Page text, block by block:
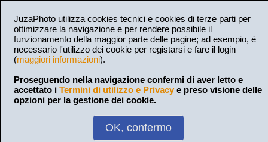
JuzaPhoto utilizza cookies tecnici e cookies di terze parti per
ottimizzare la navigazione e per rendere possibile il
funzionamento della maggior parte delle pagine; ad esempio, è
necessario l'utilizzo dei cookie per registarsi e fare il login
(maggiori informazioni).
Proseguendo nella navigazione confermi di aver letto e
accettato i Termini di utilizzo e Privacy e preso visione delle
opzioni per la gestione dei cookie.
OK, confermo